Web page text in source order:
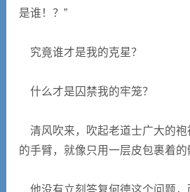
是谁！？”
究竟谁才是我的克星？
什么才是囚禁我的牢笼？
清风吹来，吹起老道士广大的袍
的手臂，就像只用一层皮包裹着的
他没有立刻答复何德这个问题，